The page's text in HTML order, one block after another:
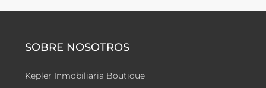
SOBRE NOSOTROS
Kepler Inmobiliaria Boutique